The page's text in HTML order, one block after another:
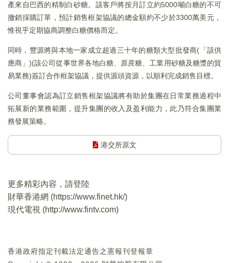
產來自巴西的精制白砂糖。該客戶將按月訂立約5000噸白糖的不可
撤銷採購訂單，預計銷售框架協議的總金額約不少於3300萬美元，
惟視乎定期協商調整白糖價格而定。
同時，豐源將與本地一家成立超過三十年的糖類大型批發商(「該供
應商」)(該公司從事世界各地白糖、原蔗糖、工業用砂糖及糖漿的貿
易業務)簽訂合作框架協議，提供源頭資源，以順利完成銷售目標。
公司董事會認為訂立銷售框架協議將有助於集團在日常業務過程中
拓展新的業務範圍，提升集團的收入及盈利能力，此乃符合集團業
務發展策略。
港交所原文
更多精彩內容，請登陸
財華香港網 (https://www.finet.hk/)
現代電視 (http://www.fintv.com)
香港政府指定刊載法定通告之憲報刊登報章